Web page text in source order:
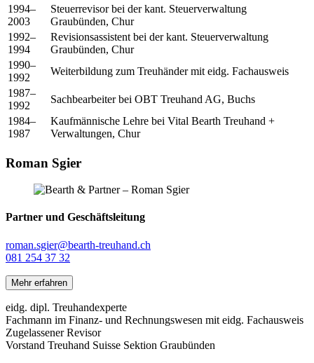
1994–
2003
Steuerrevisor bei der kant. Steuerverwaltung
Graubünden, Chur
1992–
1994
Revisionsassistent bei der kant. Steuerverwaltung
Graubünden, Chur
1990–
1992
Weiterbildung zum Treuhänder mit eidg. Fachausweis
1987–
1992
Sachbearbeiter bei OBT Treuhand AG, Buchs
1984–
1987
Kaufmännische Lehre bei Vital Bearth Treuhand +
Verwaltungen, Chur
Roman Sgier
Partner und Geschäftsleitung
roman.sgier@bearth-treuhand.ch
081 254 37 32
Mehr erfahren
eidg. dipl. Treuhandexperte
Fachmann im Finanz- und Rechnungswesen mit eidg. Fachausweis
Zugelassener Revisor
Vorstand Treuhand Suisse Sektion Graubünden